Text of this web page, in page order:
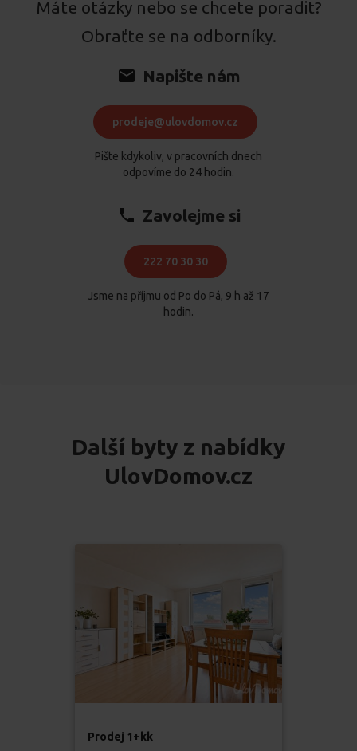
Máte otázky nebo se chcete poradit?
Obraťte se na odborníky.
Napište nám
prodeje@ulovdomov.cz
Pište kdykoliv, v pracovních dnech
odpovíme do 24 hodin.
Zavolejme si
222 70 30 30
Jsme na příjmu od Po do Pá, 9 h až 17
hodin.
Další byty z nabídky
UlovDomov.cz
Prodej 1+kk